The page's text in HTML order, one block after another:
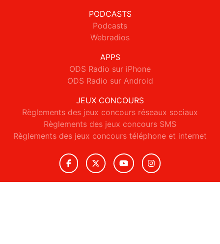
PODCASTS
Podcasts
Webradios
APPS
ODS Radio sur iPhone
ODS Radio sur Android
JEUX CONCOURS
Règlements des jeux concours réseaux sociaux
Règlements des jeux concours SMS
Règlements des jeux concours téléphone et internet